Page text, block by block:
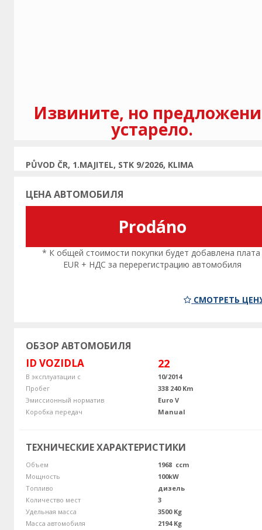
Извините, но
устарело.
PŮVOD ČR, 1.MAJITEL, STK 9/2026, KLIMA
ЦЕНА АВТОМОБИЛЯ
Prodáno
* К общей стоимости покупки будет добавлена плата
EUR + НДС за перерегистрацию автомобиля
СМОТРЕТЬ
ОБЗОР АВТОМОБИЛЯ
ID VOZIDLA 22
В эксплуатации с
10/2014
Пробег
338 240 Km
Эмиссионный норматив
Euro V
Коробка передач
Manual
ТЕХНИЧЕСКИЕ ХАРАКТЕРИСТИКИ
Объем
1968 ccm
Мощность
100kW
Топливо
дизель
Количество мест
3
Удельная масса
3500 Kg
Масса автомобиля
2194 Kg